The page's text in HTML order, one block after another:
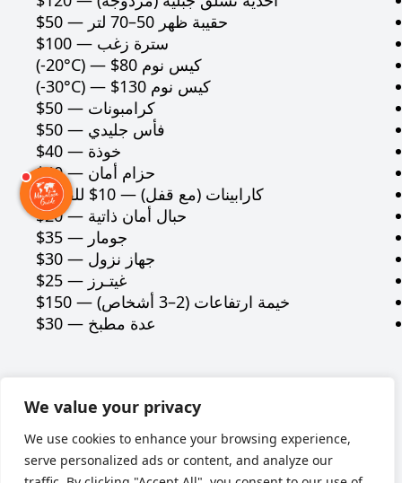
We value your privacy
We use cookies to enhance your browsing experience,
serve personalized ads or content, and analyze our
حقيبة ظهر 50–70 لتر — ‎$50‎
سترة زغب — ‎$100‎
كيس نوم ‎(-20°C)‎ — ‎$80‎
كيس نوم ‎(-30°C)‎ — ‎$130‎
كرامبونات — ‎$50‎
فأس جليدي — ‎$50‎
خوذة — ‎$40‎
حزام أمان — ‎$40‎
كارابينات (مع قفل) — ‎$10‎ للقطعة
حبال أمان ذاتية — ‎$20‎
جومار — ‎$35‎
جهاز نزول — ‎$30‎
غيتـرز — ‎$25‎
خيمة ارتفاعات (2–3 أشخاص) — ‎$150‎
عدة مطبخ — ‎$30‎
Наверх